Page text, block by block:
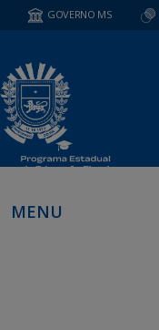
GOVERNO MS
MENU